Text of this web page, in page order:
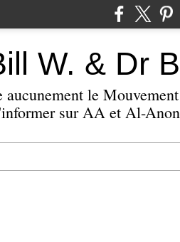
W. & Dr
aucunement le
sur AA et Al-